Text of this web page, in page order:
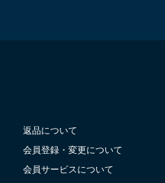
返品について
会員登録・変更について
会員サービスについて